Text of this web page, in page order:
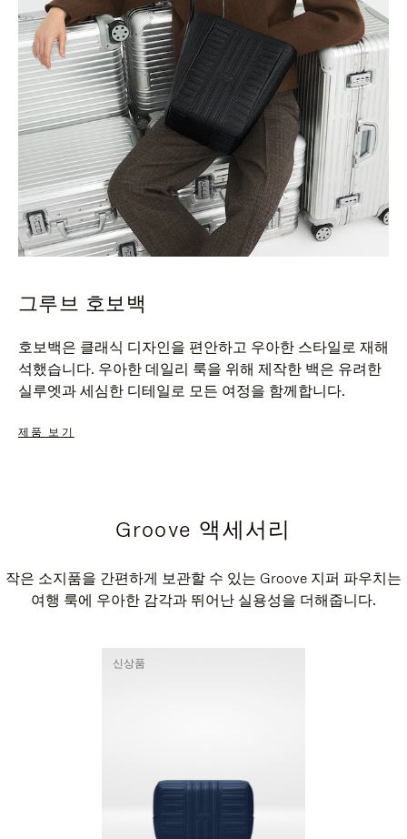
그루브 호보백
호보백은 클래식 디자인을 편안하고 우아한 스타일로 재해
석했습니다. 우아한 데일리 룩을 위해 제작한 백은 유려한
실루엣과 세심한 디테일로 모든 여정을 함께합니다.
제품 보기
Groove 액세서리
작은 소지품을 간편하게 보관할 수 있는 Groove 지퍼 파우치는
여행 룩에 우아한 감각과 뛰어난 실용성을 더해줍니다.
신상품